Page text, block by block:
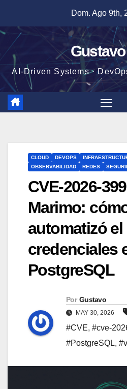
contenido
Dom. Ago 9th,
AI-Driven Systems ·
CLOUD DEVOPS
OBSERVABILIDAD
REDES
CVE-2026-
Marimo:
automatizó
credenciales
PostgreSQL
Por Gustavo
MAY 30, 2026
#CVE, #cve-
#PostgreSQL,